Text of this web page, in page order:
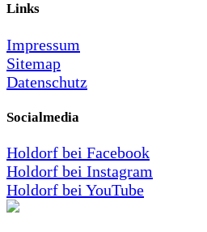
Links
Impressum
Sitemap
Datenschutz
Socialmedia
Holdorf bei Facebook
Holdorf bei Instagram
Holdorf bei YouTube